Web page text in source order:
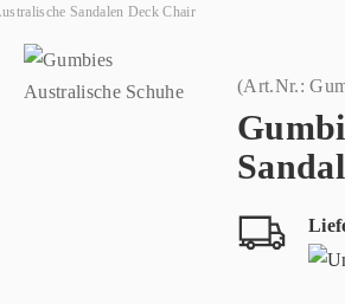
Konto
Sandalen Deck Chair
(Art.Nr.: